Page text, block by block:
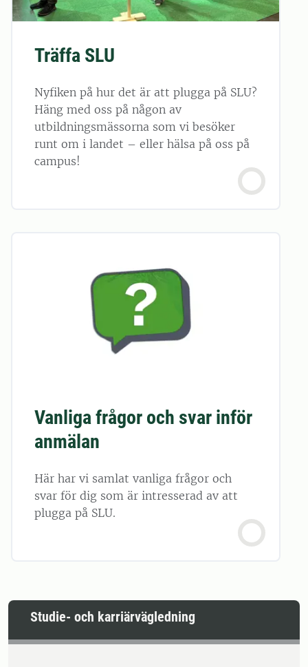
Träffa SLU
Nyfiken på hur det är att plugga på SLU?
Häng med oss på någon av
utbildningsmässorna som vi besöker
runt om i landet – eller hälsa på oss på
campus!
Vanliga frågor och svar inför
anmälan
Här har vi samlat vanliga frågor och
svar för dig som är intresserad av att
plugga på SLU.
Studie- och karriärvägledning